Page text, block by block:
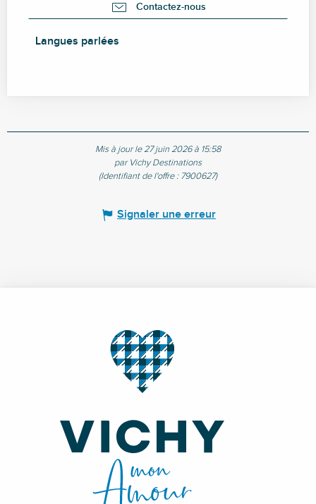
Contactez-nous
Langues parlées
Langues parlées
Mis à jour le 27 juin 2026 à 15:58
par Vichy Destinations
(Identifiant de l'offre : 7900627)
Signaler une erreur